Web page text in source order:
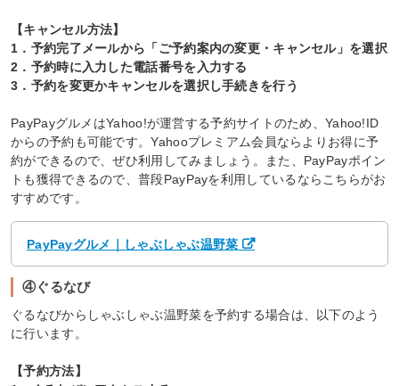
【キャンセル方法】
1．予約完了メールから「ご予約案内の変更・キャンセル」を選択
2．予約時に入力した電話番号を入力する
3．予約を変更かキャンセルを選択し手続きを行う
PayPayグルメはYahoo!が運営する予約サイトのため、Yahoo!ID
からの予約も可能です。Yahooプレミアム会員ならよりお得に予
約ができるので、ぜひ利用してみましょう。また、PayPayポイン
トも獲得できるので、普段PayPayを利用しているならこちらがお
すすめです。
PayPayグルメ｜しゃぶしゃぶ温野菜
④ぐるなび
ぐるなびからしゃぶしゃぶ温野菜を予約する場合は、以下のよう
に行います。
【予約方法】